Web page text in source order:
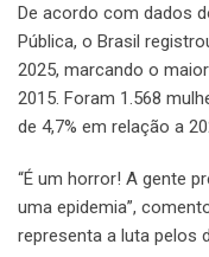
De acordo com dados
Pública, o Brasil
2025, marcando o
2015. Foram 1.568
de 4,7% em relação a
“É um horror! A gente
uma epidemia”,
representa a luta pelos